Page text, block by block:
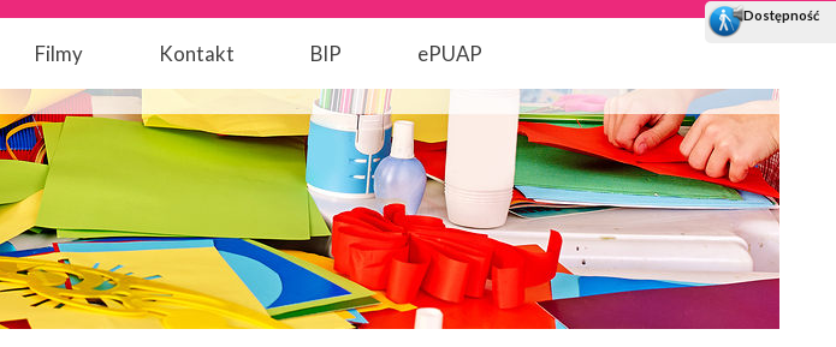
Filmy Kontakt BIP ePUAP